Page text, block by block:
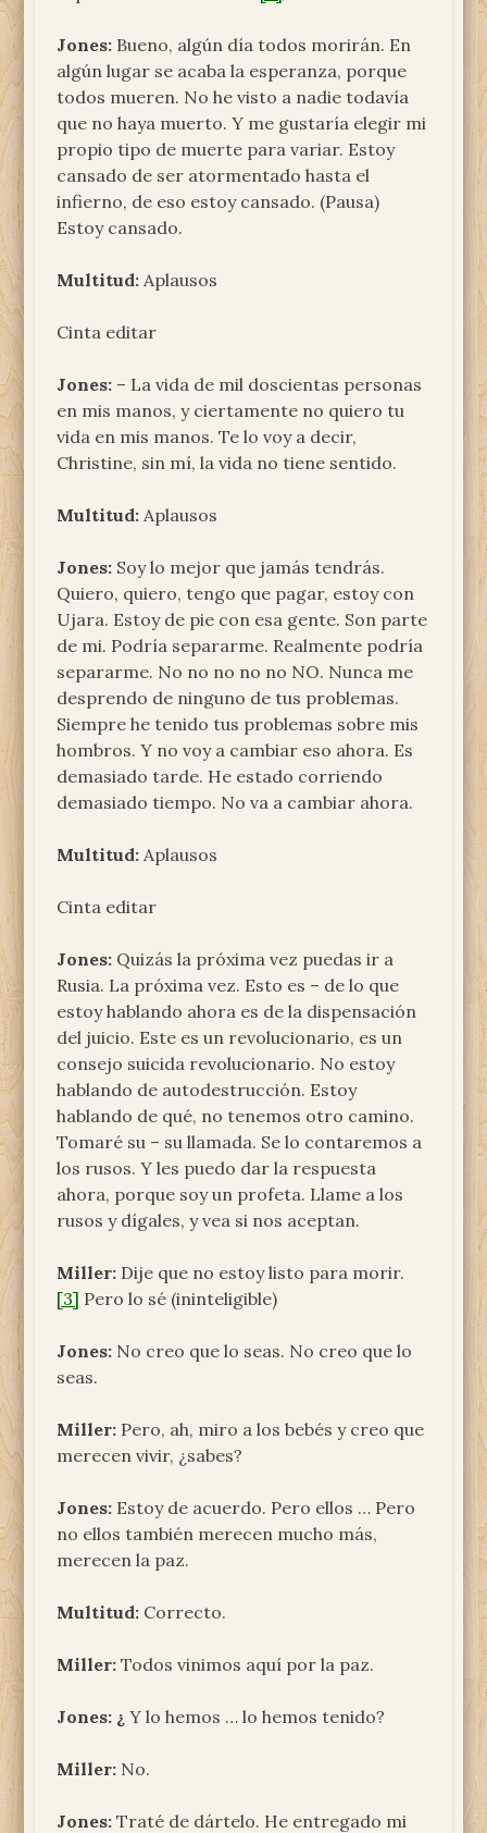
Jones: Bueno, algún día todos morirán. En
algún lugar se acaba la esperanza, porque
todos mueren. No he visto a nadie todavía
que no haya muerto. Y me gustaría elegir mi
propio tipo de muerte para variar. Estoy
cansado de ser atormentado hasta el
infierno, de eso estoy cansado. (Pausa)
Estoy cansado.
Multitud: Aplausos
Cinta editar
Jones: – La vida de mil doscientas personas
en mis manos, y ciertamente no quiero tu
vida en mis manos. Te lo voy a decir,
Christine, sin mí, la vida no tiene sentido.
Multitud: Aplausos
Jones: Soy lo mejor que jamás tendrás.
Quiero, quiero, tengo que pagar, estoy con
Ujara. Estoy de pie con esa gente. Son parte
de mi. Podría separarme. Realmente podría
separarme. No no no no no NO. Nunca me
desprendo de ninguno de tus problemas.
Siempre he tenido tus problemas sobre mis
hombros. Y no voy a cambiar eso ahora. Es
demasiado tarde. He estado corriendo
demasiado tiempo. No va a cambiar ahora.
Multitud: Aplausos
Cinta editar
Jones: Quizás la próxima vez puedas ir a
Rusia. La próxima vez. Esto es – de lo que
estoy hablando ahora es de la dispensación
del juicio. Este es un revolucionario, es un
consejo suicida revolucionario. No estoy
hablando de autodestrucción. Estoy
hablando de qué, no tenemos otro camino.
Tomaré su – su llamada. Se lo contaremos a
los rusos. Y les puedo dar la respuesta
ahora, porque soy un profeta. Llame a los
rusos y dígales, y vea si nos aceptan.
Miller: Dije que no estoy listo para morir.
[3] Pero lo sé (ininteligible)
Jones: No creo que lo seas. No creo que lo
seas.
Miller: Pero, ah, miro a los bebés y creo que
merecen vivir, ¿sabes?
Jones: Estoy de acuerdo. Pero ellos … Pero
no ellos también merecen mucho más,
merecen la paz.
Multitud: Correcto.
Miller: Todos vinimos aquí por la paz.
Jones: ¿ Y lo hemos … lo hemos tenido?
Miller: No.
Jones: Traté de dártelo. He entregado mi